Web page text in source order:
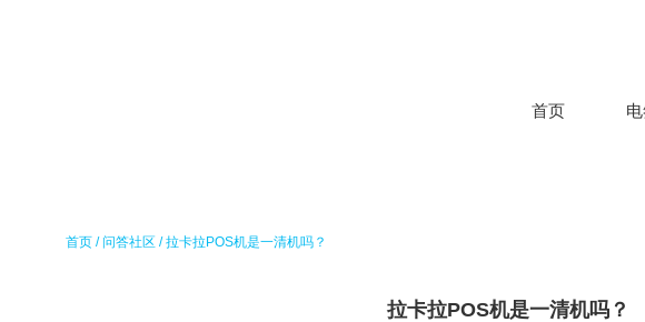
首页
首页 /问答社区 /拉卡拉POS机是一清机吗？
拉卡拉POS机是一清机吗？